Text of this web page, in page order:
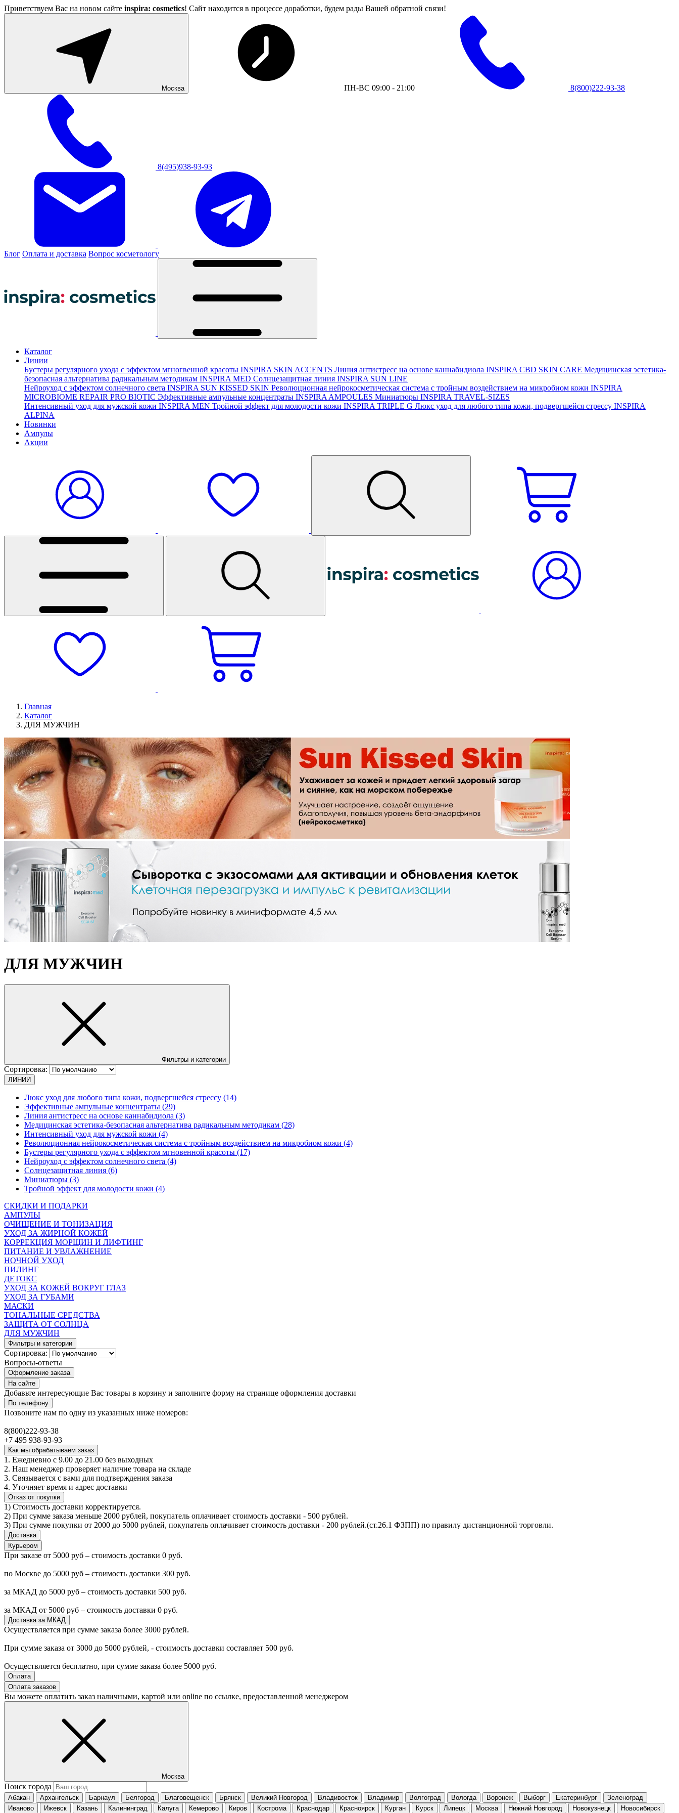
Приветствуем Вас на новом сайте inspira: cosmetics! Сайт находится в процессе доработки, будем рады Вашей обратной связи!
Москва ПН-ВС 09:00 - 21:00 8(800)222-93-38
8(495)938-93-93
Блог Оплата и доставка Вопрос косметологу
Каталог
Линии
Бустеры регулярного ухода с эффектом мгногвенной красоты INSPIRA SKIN ACCENTS Линия антистресс на основе каннабидиола INSPIRA CBD SKIN CARE Медицинская эстетика-
безопасная альтернатива радикальным методикам INSPIRA MED Солнцезащитная линия INSPIRA SUN LINE
Нейроуход с эффектом солнечного света INSPIRA SUN KISSED SKIN Революционная нейрокосметическая система с тройным воздействием на микробиом кожи INSPIRA
MICROBIOME REPAIR PRO BIOTIC Эффективные ампульные концентраты INSPIRA AMPOULES Миниатюры INSPIRA TRAVEL-SIZES
Интенсивный уход для мужской кожи INSPIRA MEN Тройной эффект для молодости кожи INSPIRA TRIPLE G Люкс уход для любого типа кожи, подвергшейся стрессу INSPIRA
ALPINA
Новинки
Ампулы
Акции
Главная
Каталог
ДЛЯ МУЖЧИН
ДЛЯ МУЖЧИН
Фильтры и категории
Сортировка:
ЛИНИИ
Люкс уход для любого типа кожи, подвергшейся стрессу (14)
Эффективные ампульные концентраты (29)
Линия антистресс на основе каннабидиола (3)
Медицинская эстетика-безопасная альтернатива радикальным методикам (28)
Интенсивный уход для мужской кожи (4)
Революционная нейрокосметическая система с тройным воздействием на микробиом кожи (4)
Бустеры регулярного ухода с эффектом мгновенной красоты (17)
Нейроуход с эффектом солнечного света (4)
Солнцезащитная линия (6)
Миниатюры (3)
Тройной эффект для молодости кожи (4)
СКИДКИ И ПОДАРКИ
АМПУЛЫ
ОЧИЩЕНИЕ И ТОНИЗАЦИЯ
УХОД ЗА ЖИРНОЙ КОЖЕЙ
КОРРЕКЦИЯ МОРЩИН И ЛИФТИНГ
ПИТАНИЕ И УВЛАЖНЕНИЕ
НОЧНОЙ УХОД
ПИЛИНГ
ДЕТОКС
УХОД ЗА КОЖЕЙ ВОКРУГ ГЛАЗ
УХОД ЗА ГУБАМИ
МАСКИ
ТОНАЛЬНЫЕ СРЕДСТВА
ЗАЩИТА ОТ СОЛНЦА
ДЛЯ МУЖЧИН
Фильтры и категории
Сортировка:
Вопросы-ответы
Оформление заказа
На сайте
Добавьте интересующие Вас товары в корзину и заполните форму на странице оформления доставки
По телефону
Позвоните нам по одну из указанных ниже номеров:
8(800)222-93-38
+7 495 938-93-93
Как мы обрабатываем заказ
1. Ежедневно с 9.00 до 21.00 без выходных
2. Наш менеджер проверяет наличие товара на складе
3. Связывается с вами для подтверждения заказа
4. Уточняет время и адрес доставки
Отказ от покупки
1) Стоимость доставки корректируется.
2) При сумме заказа меньше 2000 рублей, покупатель оплачивает стоимость доставки - 500 рублей.
3) При сумме покупки от 2000 до 5000 рублей, покупатель оплачивает стоимость доставки - 200 рублей.(ст.26.1 ФЗПП) по правилу дистанционной торговли.
Доставка
Курьером
При заказе от 5000 руб – стоимость доставки 0 руб.
по Москве до 5000 руб – стоимость доставки 300 руб.
за МКАД до 5000 руб – стоимость доставки 500 руб.
за МКАД от 5000 руб – стоимость доставки 0 руб.
Доставка за МКАД
Осуществляется при сумме заказа более 3000 рублей.
При сумме заказа от 3000 до 5000 рублей, - стоимость доставки составляет 500 руб.
Осуществляется бесплатно, при сумме заказа более 5000 руб.
Оплата
Оплата заказов
Вы можете оплатить заказ наличными, картой или online по ссылке, предоставленной менеджером
Москва
Поиск города
Абакан Архангельск Барнаул Белгород Благовещенск Брянск Великий Новгород Владивосток Владимир Волгоград Вологда Воронеж Выборг Екатеринбург
Зеленоград
Иваново
Ижевск Казань Калининград Калуга Кемерово Киров Кострома Краснодар Красноярск Курган Курск Липецк Москва Нижний Новгород Новокузнецк Новосибирск